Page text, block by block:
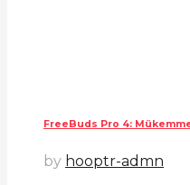
FreeBuds Pro 4:
by hooptr-admn